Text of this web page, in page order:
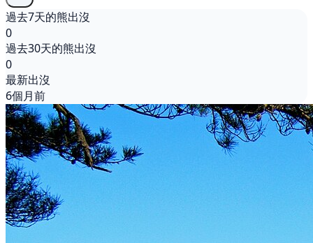
過去7天的熊出沒
0
過去30天的熊出沒
0
最新出沒
6個月前